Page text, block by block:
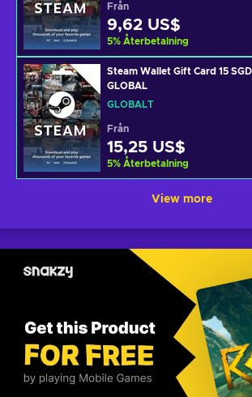
Från
9,62 US$
5% Återbetalning
Steam Wallet Gift Card 15
GLOBAL
GLOBALT
Från
15,25 US$
5% Återbetalning
View more